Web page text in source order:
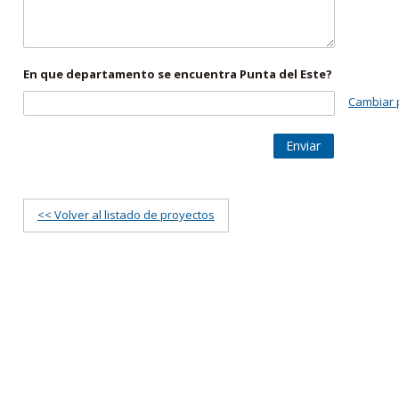
En que departamento se encuentra Punta del Este?
Cambiar
Enviar
<< Volver al listado de proyectos